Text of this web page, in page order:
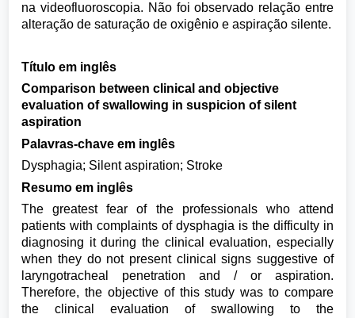
na videofluoroscopia. Não foi observado relação entre
alteração de saturação de oxigênio e aspiração silente.
Título em inglês
Comparison between clinical and objective
evaluation of swallowing in suspicion of silent
aspiration
Palavras-chave em inglês
Dysphagia; Silent aspiration; Stroke
Resumo em inglês
The greatest fear of the professionals who attend
patients with complaints of dysphagia is the difficulty in
diagnosing it during the clinical evaluation, especially
when they do not present clinical signs suggestive of
laryngotracheal penetration and / or aspiration.
Therefore, the objective of this study was to compare
the clinical evaluation of swallowing to the